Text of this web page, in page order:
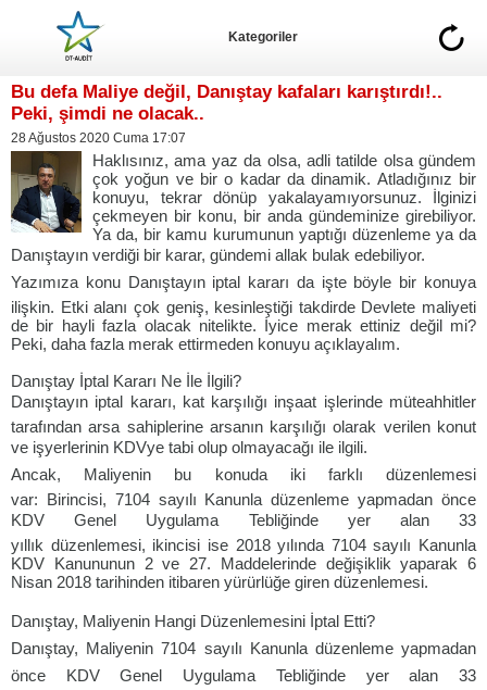
Kategoriler
Bu defa Maliye değil, Danıştay kafaları karıştırdı!..
Peki, şimdi ne olacak..
28 Ağustos 2020 Cuma 17:07
Haklısınız, ama yaz da olsa, adli tatilde olsa gündem
çok yoğun ve bir o kadar da dinamik. Atladığınız bir
konuyu, tekrar dönüp yakalayamıyorsunuz. İlginizi
çekmeyen bir konu, bir anda gündeminize girebiliyor.
Ya da, bir kamu kurumunun yaptığı düzenleme ya da
Danıştayın verdiği bir karar, gündemi allak bulak edebiliyor.
Yazımıza konu Danıştayın iptal kararı da işte böyle bir konuya
ilişkin. Etki alanı çok geniş, kesinleştiği takdirde Devlete maliyeti
de bir hayli fazla olacak nitelikte. İyice merak ettiniz değil mi?
Peki, daha fazla merak ettirmeden konuyu açıklayalım.
Danıştay İptal Kararı Ne İle İlgili?
Danıştayın iptal kararı, kat karşılığı inşaat işlerinde müteahhitler
tarafından arsa sahiplerine arsanın karşılığı olarak verilen konut
ve işyerlerinin KDVye tabi olup olmayacağı ile ilgili.
Ancak, Maliyenin bu konuda iki farklı düzenlemesi
var: Birincisi, 7104 sayılı Kanunla düzenleme yapmadan önce
KDV Genel Uygulama Tebliğinde yer alan 33
yıllık düzenlemesi, ikincisi ise 2018 yılında 7104 sayılı Kanunla
KDV Kanununun 2 ve 27. Maddelerinde değişiklik yaparak 6
Nisan 2018 tarihinden itibaren yürürlüğe giren düzenlemesi.
Danıştay, Maliyenin Hangi Düzenlemesini İptal Etti?
Danıştay, Maliyenin 7104 sayılı Kanunla düzenleme yapmadan
önce KDV Genel Uygulama Tebliğinde yer alan 33